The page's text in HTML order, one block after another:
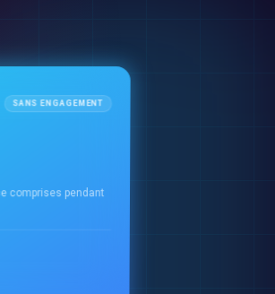
SANS ENGAGEMENT
comprises pendant